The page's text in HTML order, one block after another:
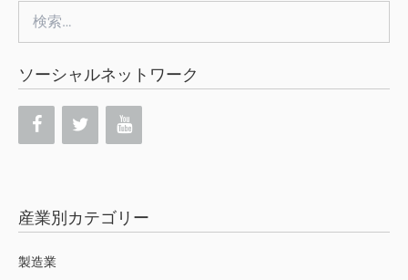
ソーシャルネットワーク
産業別カテゴリー
製造業